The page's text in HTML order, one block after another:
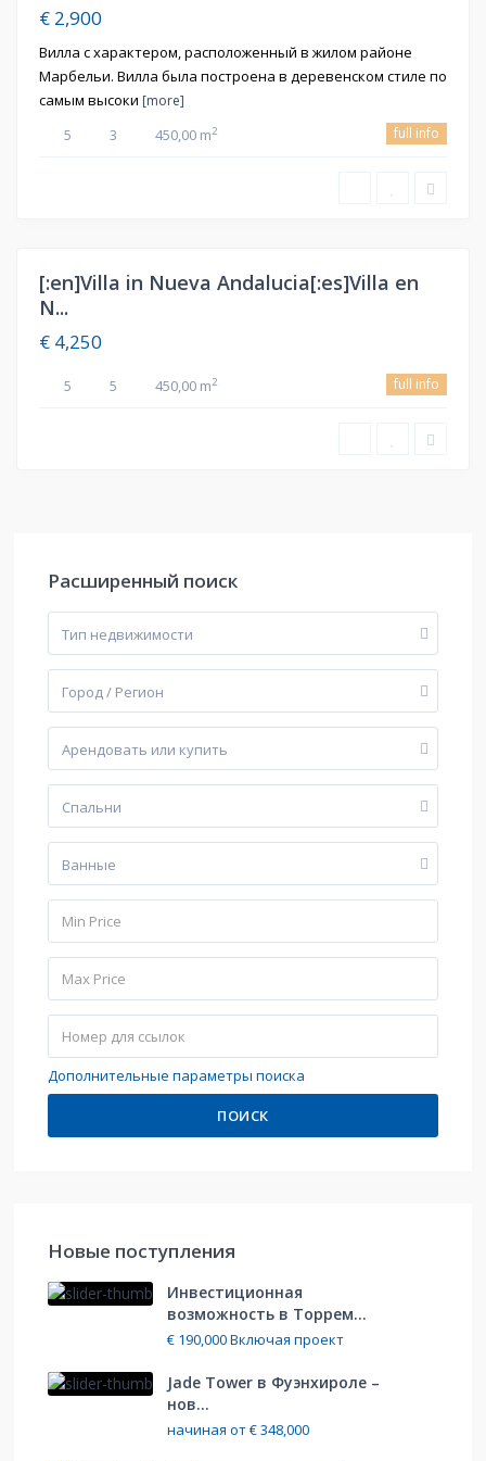
€ 2,900
Вилла c характером, расположенный в жилом районе
Марбельи. Вилла была построена в деревенском стиле по
самым высоки [more]
5 3 450,00 m2 full info
[:en]Villa in Nueva Andalucia[:es]Villa en
N...
€ 4,250
5 5 450,00 m2 full info
Расширенный поиск
Тип недвижимости
Город / Регион
Арендовать или купить
Cпальни
Bанные
Дополнительные параметры поиска
ПОИСК
Hовые поступления
Инвестиционная
возможность в Торрем...
€ 190,000Включая проект
Jade Tower в Фуэнхироле –
нов...
начиная от€ 348,000